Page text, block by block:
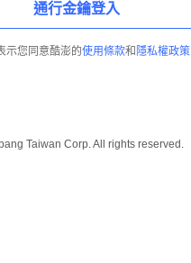
通行金鑰登入
示您同意酷澎的使用條款和 隱私權政策
Taiwan Corp. All rights reserved.